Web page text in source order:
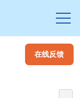
在线反馈